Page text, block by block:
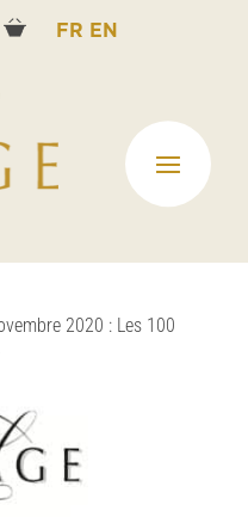
FR EN
2020 : Les 100